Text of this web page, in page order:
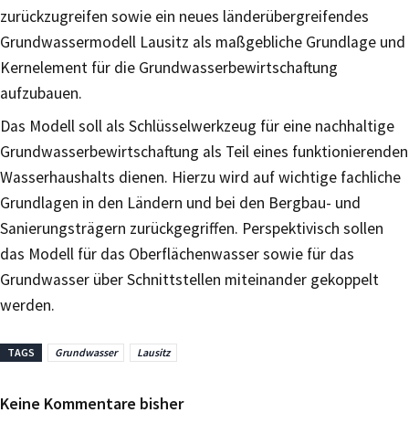
zurückzugreifen sowie ein neues länderübergreifendes
Grundwassermodell Lausitz als maßgebliche Grundlage und
Kernelement für die Grundwasserbewirtschaftung
aufzubauen.
Das Modell soll als Schlüsselwerkzeug für eine nachhaltige
Grundwasserbewirtschaftung als Teil eines funktionierenden
Wasserhaushalts dienen. Hierzu wird auf wichtige fachliche
Grundlagen in den Ländern und bei den Bergbau- und
Sanierungsträgern zurückgegriffen. Perspektivisch sollen
das Modell für das Oberflächenwasser sowie für das
Grundwasser über Schnittstellen miteinander gekoppelt
werden.
TAGS Grundwasser Lausitz
Keine Kommentare bisher